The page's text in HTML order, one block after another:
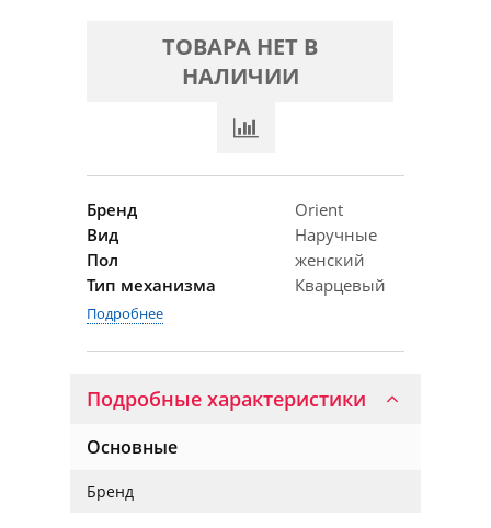
ТОВАРА НЕТ В
НАЛИЧИИ
Бренд
Orient
Вид
Наручные
Пол
женский
Тип механизма
Кварцевый
Подробнее
Подробные характеристики
Основные
Бренд